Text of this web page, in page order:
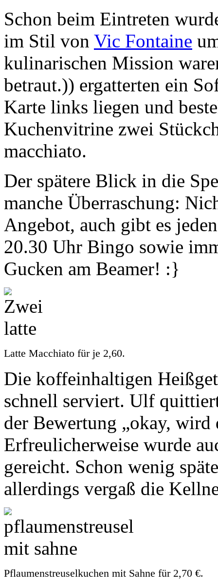
Schon beim Eintreten
im Stil von Vic Fontaine
kulinarischen Mission
betraut.)) ergatterten ein
Karte links liegen und
Kuchenvitrine zwei
macchiato.
Der spätere Blick in die
manche Überraschung:
Angebot, auch gibt es
20.30 Uhr Bingo sowie
Gucken am Beamer! :}
Latte Macchiato für je 2,60.
Die koffeinhaltigen
schnell serviert. Ulf
der Bewertung „okay, wird
Erfreulicherweise wurde
gereicht. Schon wenig
allerdings vergaß die
Pflaumenstreuselkuchen mit Sahne für 2,70 €.